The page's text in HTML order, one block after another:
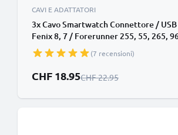
CAVI E ADATTATORI
3x Cavo Smartwatch Connettore /
Fenix 8, 7 / Forerunner 255, 55, 265,
Vivoactive 5 / Venu 3, 3S, 2 / Enduro 3
dati e ricarica nero, 1m marca subtel
(7 recensioni)
Prezzo speciale
CHF 18.95Prezzo normale
CHF 22.95